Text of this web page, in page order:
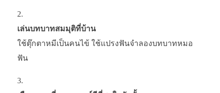
เล่นบทบาทสมมุติที่บ้าน
ใช้ตุ๊กตาหมีเป็นคนไข้ ใช้แปรงฟันจำลองบทบาทหมอ
ฟัน